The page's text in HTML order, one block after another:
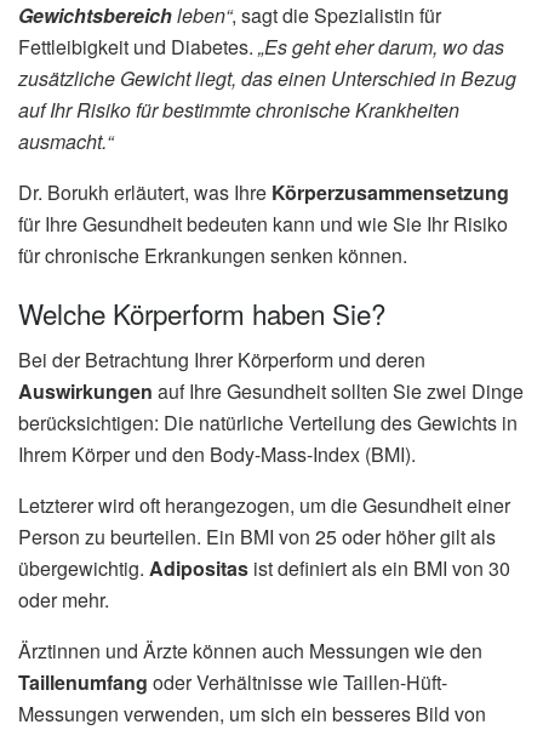
Gewichtsbereichleben“, sagt die Spezialistin für
Fettleibigkeit und Diabetes. „Es geht eher darum, wo das
zusätzliche Gewicht liegt, das einen Unterschied in Bezug
auf Ihr Risiko für bestimmte chronische Krankheiten
ausmacht.“
Dr. Borukh erläutert, was Ihre Körperzusammensetzung
für Ihre Gesundheit bedeuten kann und wie Sie Ihr Risiko
für chronische Erkrankungen senken können.
Welche Körperform haben Sie?
Bei der Betrachtung Ihrer Körperform und deren
Auswirkungen auf Ihre Gesundheit sollten Sie zwei Dinge
berücksichtigen: Die natürliche Verteilung des Gewichts in
Ihrem Körper und den Body-Mass-Index (BMI).
Letzterer wird oft herangezogen, um die Gesundheit einer
Person zu beurteilen. Ein BMI von 25 oder höher gilt als
übergewichtig. Adipositas ist definiert als ein BMI von 30
oder mehr.
Ärztinnen und Ärzte können auch Messungen wie den
Taillenumfang oder Verhältnisse wie Taillen-Hüft-
Messungen verwenden, um sich ein besseres Bild von